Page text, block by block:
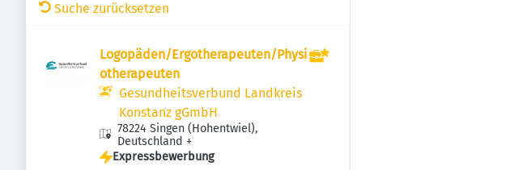
Suche zurücksetzen
Logopäden/Ergotherapeuten/Physi
otherapeuten
Gesundheitsverbund Landkreis
Konstanz gGmbH
78224 Singen (Hohentwiel),
Deutschland +
Expressbewerbung